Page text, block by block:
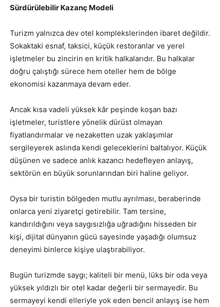
Sürdürülebilir Kazanç Modeli
Turizm yalnızca dev otel komplekslerinden ibaret değildir.
Sokaktaki esnaf, taksici, küçük restoranlar ve yerel
işletmeler bu zincirin en kritik halkalarıdır. Bu halkalar
doğru çalıştığı sürece hem oteller hem de bölge
ekonomisi kazanmaya devam eder.
Ancak kısa vadeli yüksek kâr peşinde koşan bazı
işletmeler, turistlere yönelik dürüst olmayan
fiyatlandırmalar ve nezaketten uzak yaklaşımlar
sergileyerek aslında kendi geleceklerini baltalıyor. Küçük
düşünen ve sadece anlık kazancı hedefleyen anlayış,
sektörün en büyük sorunlarından biri haline geliyor.
Oysa bir turistin bölgeden mutlu ayrılması, beraberinde
onlarca yeni ziyaretçi getirebilir. Tam tersine,
kandırıldığını veya saygısızlığa uğradığını hisseden bir
kişi, dijital dünyanın gücü sayesinde yaşadığı olumsuz
deneyimi binlerce kişiye ulaştırabiliyor.
Bugün turizmde saygı; kaliteli bir menü, lüks bir oda veya
yüksek yıldızlı bir otel kadar değerli bir sermayedir. Bu
sermayeyi kendi elleriyle yok eden bencil anlayış ise hem